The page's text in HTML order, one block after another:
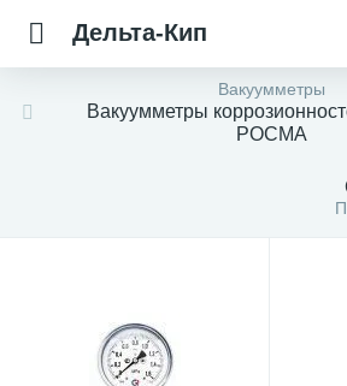
Дельта-Кип
Вакуумметры
Вакуумметры
РОСМА